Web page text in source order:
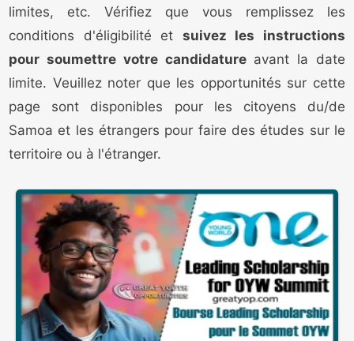
limites, etc. Vérifiez que vous remplissez les
conditions d'éligibilité et suivez les instructions
pour soumettre votre candidatureavant la date
limite. Veuillez noter que les opportunités sur cette
page sont disponibles pour les citoyens du/de
Samoa et les étrangers pour faire des études sur le
territoire ou à l'étranger.